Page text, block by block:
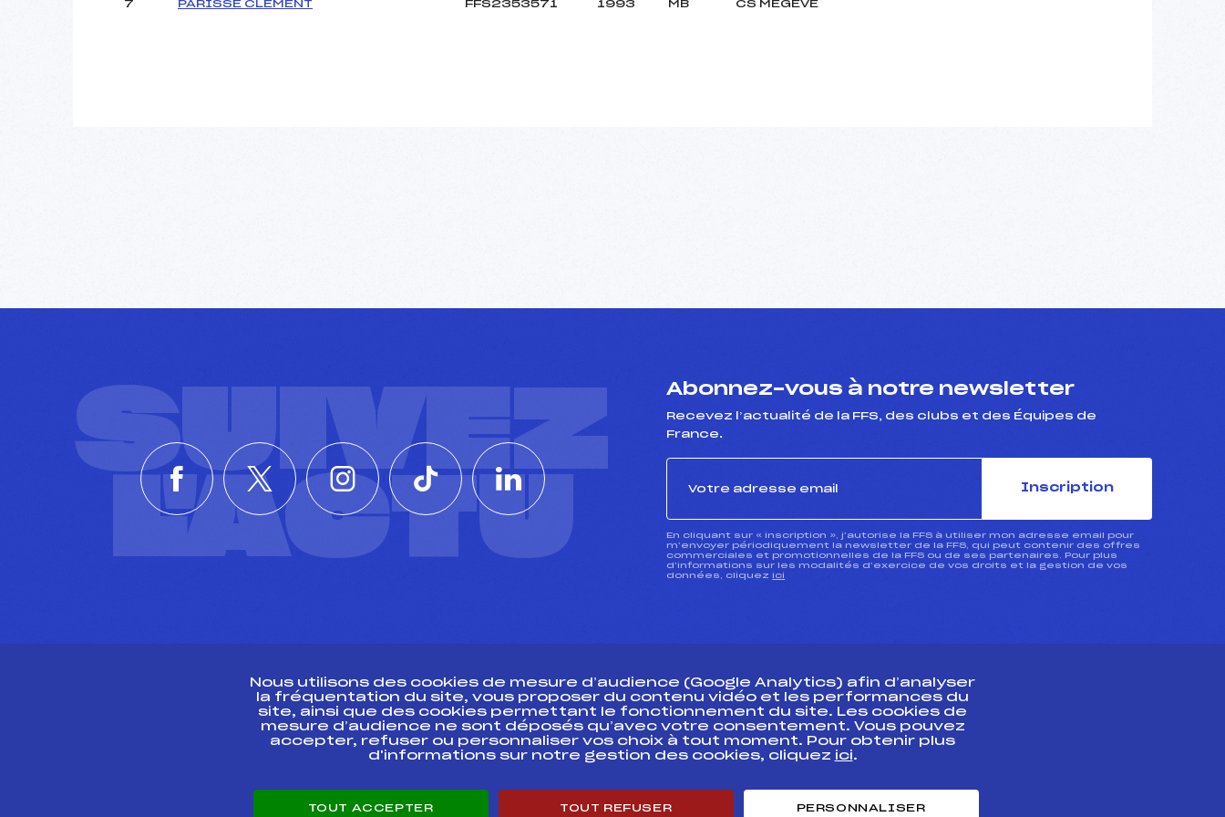
7 PARISSE CLEMENT FFS2353571 1993 MB CS MEGEVE
SUIVEZ
L'ACTU
Abonnez-vous à notre newsletter
Recevez l’actualité de la FFS, des clubs et des Équipes de
France.
Inscription
En cliquant sur « inscription », j’autorise la FFS à utiliser mon adresse email pour
m’envoyer périodiquement la newsletter de la FFS, qui peut contenir des offres
commerciales et promotionnelles de la FFS ou de ses partenaires. Pour plus
d’informations sur les modalités d’exercice de vos droits et la gestion de vos
données, cliquez ici
ESPACE PRESSE
Ressources
Pass’Neige
Projet sportif fédéral
Pôle vie de l’athlète
Enseignement professionnel
Nous utilisons des cookies de mesure d’audience (Google Analytics) afin d’analyser
la fréquentation du site, vous proposer du contenu vidéo et les performances du
site, ainsi que des cookies permettant le fonctionnement du site. Les cookies de
mesure d’audience ne sont déposés qu’avec votre consentement. Vous pouvez
accepter, refuser ou personnaliser vos choix à tout moment. Pour obtenir plus
d'informations sur notre gestion des cookies, cliquez ici.
TOUT ACCEPTER TOUT REFUSER PERSONNALISER